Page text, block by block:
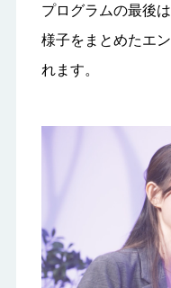
プログラムの最後
様子をまとめたエ
れます。